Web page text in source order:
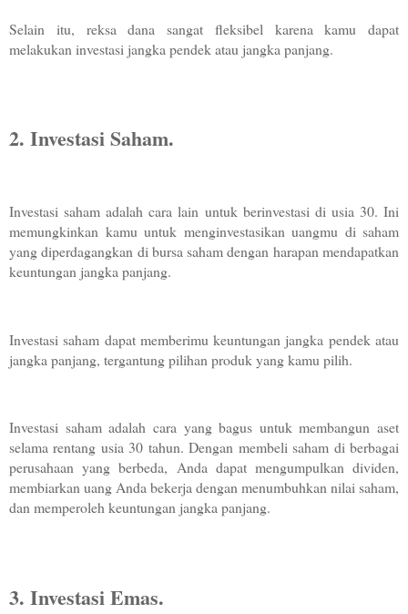
Selain itu, reksa dana sangat fleksibel karena kamu dapat
melakukan investasi jangka pendek atau jangka panjang.
2. Investasi Saham.
Investasi saham adalah cara lain untuk berinvestasi di usia 30. Ini
memungkinkan kamu untuk menginvestasikan uangmu di saham
yang diperdagangkan di bursa saham dengan harapan mendapatkan
keuntungan jangka panjang.
Investasi saham dapat memberimu keuntungan jangka pendek atau
jangka panjang, tergantung pilihan produk yang kamu pilih.
Investasi saham adalah cara yang bagus untuk membangun aset
selama rentang usia 30 tahun. Dengan membeli saham di berbagai
perusahaan yang berbeda, Anda dapat mengumpulkan dividen,
membiarkan uang Anda bekerja dengan menumbuhkan nilai saham,
dan memperoleh keuntungan jangka panjang.
3. Investasi Emas.